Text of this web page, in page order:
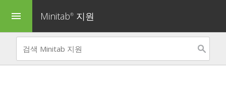
menu Minitab® 지원